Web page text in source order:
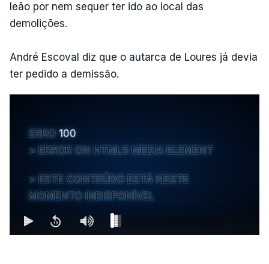
leão por nem sequer ter ido ao local das
demolições.
André Escoval diz que o autarca de Loures já devia
ter pedido a demissão.
ERRO 100
ERROR ON HTML5 MEDIA ELEMENT
ESTE CONTEÚDO ESTÁ NESTE
MOMENTO INDISPONÍVEL